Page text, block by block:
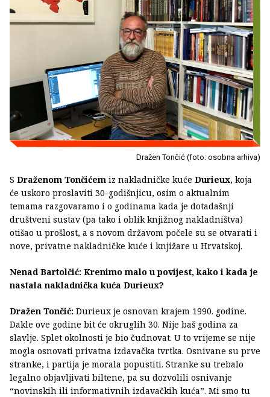
Dražen Tončić (foto: osobna arhiva)
S Draženom Tončićem iz nakladničke kuće Durieux, koja
će uskoro proslaviti 30-godišnjicu, osim o aktualnim
temama razgovaramo i o godinama kada je dotadašnji
društveni sustav (pa tako i oblik knjižnog nakladništva)
otišao u prošlost, a s novom državom počele su se otvarati i
nove, privatne nakladničke kuće i knjižare u Hrvatskoj.
Nenad Bartolčić: Krenimo malo u povijest, kako i kada je
nastala nakladnička kuća Durieux?
Dražen Tončić: Durieux je osnovan krajem 1990. godine.
Dakle ove godine bit će okruglih 30. Nije baš godina za
slavlje. Splet okolnosti je bio čudnovat. U to vrijeme se nije
mogla osnovati privatna izdavačka tvrtka. Osnivane su prve
stranke, i partija je morala popustiti. Stranke su trebalo
legalno objavljivati biltene, pa su dozvolili osnivanje
“novinskih ili informativnih izdavačkih kuća”. Mi smo tu